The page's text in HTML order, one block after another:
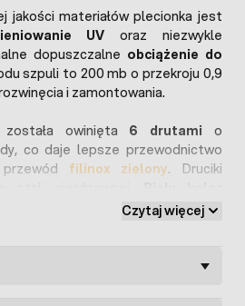
jakości materiałów plecionka jest
UV oraz niezwykle
dopuszczalne obciążenie do
szpuli to 200 mb o przekroju 0,9
i zamontowania.
owinięta 6 drutami o
co daje lepsze przewodnictwo
filinox zielony. Druciki
jest widoczny nawet z dużej
impulsów elektrycznych
Czytaj więcej